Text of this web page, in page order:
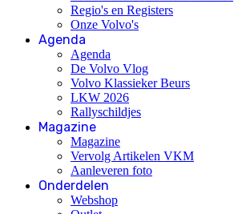
Regio's en Registers
Onze Volvo's
Agenda
Agenda
De Volvo Vlog
Volvo Klassieker Beurs
LKW 2026
Rallyschildjes
Magazine
Magazine
Vervolg Artikelen VKM
Aanleveren foto
Onderdelen
Webshop